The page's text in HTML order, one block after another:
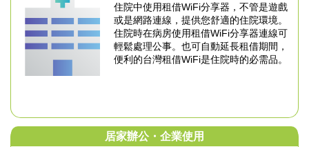
住院中使用租借WiFi分享器，不管是遊戲
或是網路連線，提供您舒適的住院環境。
住院時在病房使用租借WiFi分享器連線可
輕鬆處理公事。也可自動延長租借期間，
便利的台灣租借WiFi是住院時的必需品。
居家辦公・企業使用